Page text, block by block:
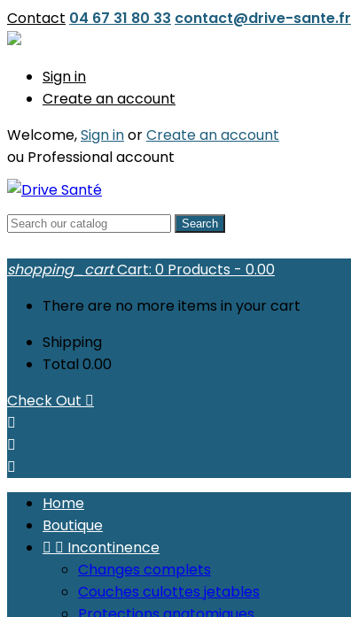
Contact 04 67 31 80 33 contact@drive-sante.fr
Sign in
Create an account
Welcome,Sign inorCreate an account
ou Professional account
Search
shopping_cartCart: 0 Products - 0.00
There are no more items in your cart
Shipping
Total 0.00
Check Out 



Home
Boutique
  Incontinence
Changes complets
Couches culottes jetables